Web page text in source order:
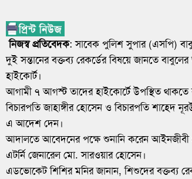
নিজস্ব প্রতিবেদক: সাবেক পুলিশ সুপার (এসপি)
দুই সন্তানের বক্তব্য রেকর্ডের বিষয়ে জানতে
হাইকোর্ট।
আগামী ৭ আগস্ট তাদের হাইকোর্টে উপস্থিত থাকতে
বিচারপতি জাহাঙ্গীর হোসেন ও বিচারপতি শাহেদ
এ আদেশ দেন।
আদালতে আবেদনের পক্ষে শুনানি করেন আইনজীবী
এটর্নি জেনারেল মো. সারওয়ার হোসেন।
এডভোকেট শিশির মনির জানান, শিশুদের বক্তব্য